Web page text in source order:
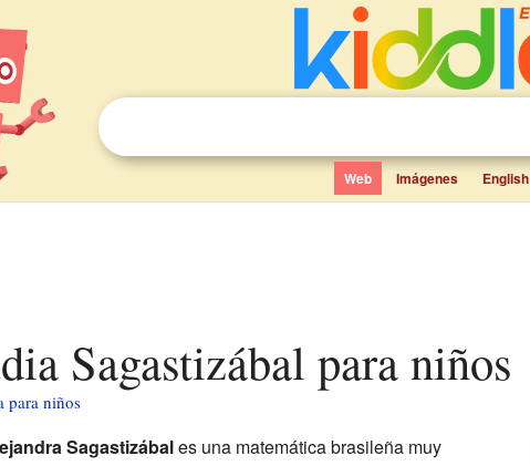
Web Imágenes English
Sagastizábal para niños
para niños
Sagastizábales una matemática brasileña muy